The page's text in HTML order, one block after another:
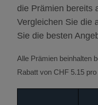
die Prämien bereits
Vergleichen Sie die
Sie die besten
Alle Prämien beinhalten
Rabatt von CHF 5.15